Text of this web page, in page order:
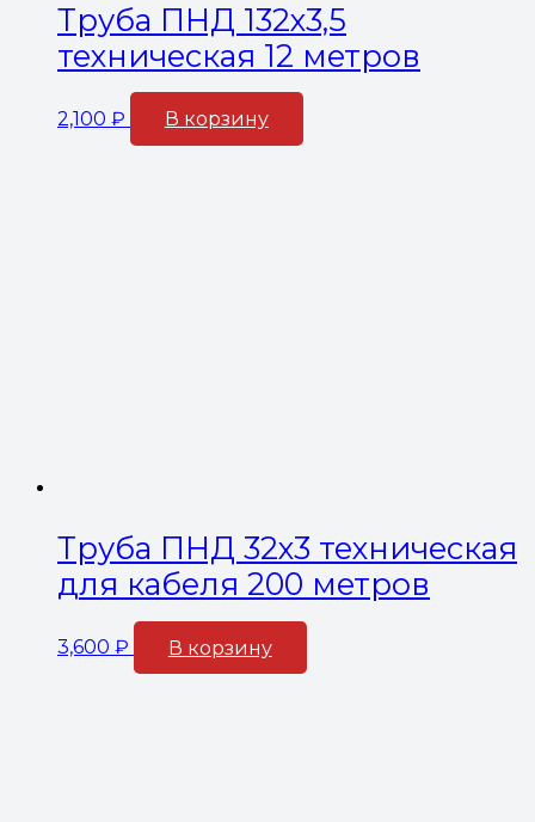
Труба ПНД 132х3,5
техническая 12 метров
2,100 ₽ В корзину
Труба ПНД 32х3 техническая
для кабеля 200 метров
3,600 ₽ В корзину